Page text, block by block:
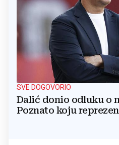
SVE DOGOVORIO
Dalić donio odluku o
Poznato koju